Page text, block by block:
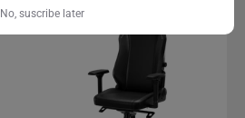
No, suscribe later